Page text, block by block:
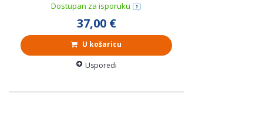
Dostupan za isporuku
37,00 €
U košaricu
Usporedi